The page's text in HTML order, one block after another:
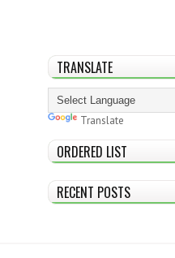
TRANSLATE
Translate
ORDERED LIST
RECENT POSTS